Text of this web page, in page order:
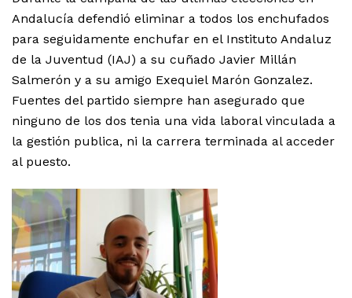
Andalucía defendió eliminar a todos los enchufados
para seguidamente enchufar en el Instituto Andaluz
de la Juventud (IAJ) a su cuñado Javier Millán
Salmerón y a su amigo Exequiel Marón Gonzalez.
Fuentes del partido siempre han asegurado que
ninguno de los dos tenia una vida laboral vinculada a
la gestión publica, ni la carrera terminada al acceder
al puesto.